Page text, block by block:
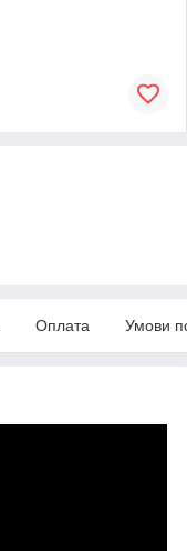
Оплата Умови